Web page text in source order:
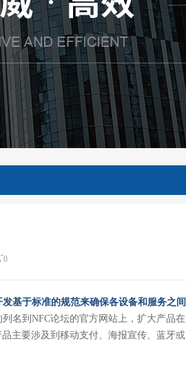
0
基于标准的规范来确保各设备和服务之间
名到NFC论坛的官方网站上，扩大产品在
主要涉及到移动支付、海报宣传、蓝牙或